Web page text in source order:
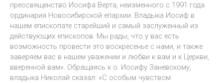
преосвященство Иосифа Верта, неизменного с 1991 года
ординария Новосибирской епархии. Владыка Иосиф в
нашем епископате старейший и самый заслуженный из
действующих епископов. Мы рады, что у вас есть
возможность провести это воскресенье с нами, и также
заверяем вас в нашем уважении и любви к вам и к Церкви,
вверенной вам». Обращаясь к о. Иосифу Заневскому,
владыка Николай сказал: «С особым чувством